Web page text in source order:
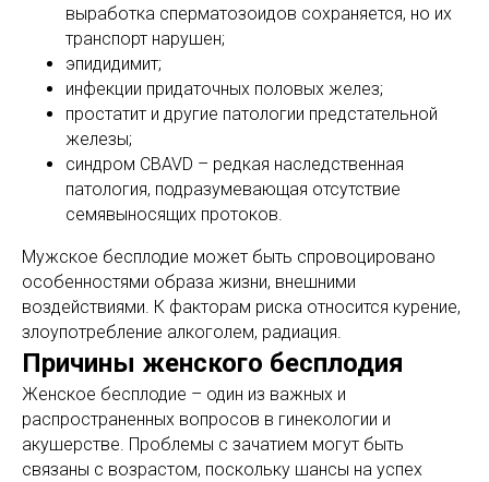
выработка сперматозоидов сохраняется, но их
транспорт нарушен;
эпидидимит;
инфекции придаточных половых желез;
простатит и другие патологии предстательной
железы;
синдром CBAVD – редкая наследственная
патология, подразумевающая отсутствие
семявыносящих протоков.
Мужское бесплодие может быть спровоцировано
особенностями образа жизни, внешними
воздействиями. К факторам риска относится курение,
злоупотребление алкоголем, радиация.
Причины женского бесплодия
Женское бесплодие – один из важных и
распространенных вопросов в гинекологии и
акушерстве. Проблемы с зачатием могут быть
связаны с возрастом, поскольку шансы на успех